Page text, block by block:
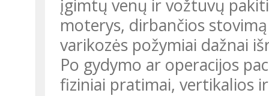
įgimtų venų ir vožtuvų
moterys, dirbančios
varikozės požymiai dažnai
Po gydymo ar operacijos
fiziniai pratimai, vertikalios